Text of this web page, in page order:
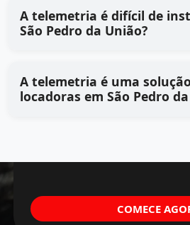
A telemetria é difícil de
São Pedro da União?
A telemetria é uma
locadoras em São Pedro
COMECE